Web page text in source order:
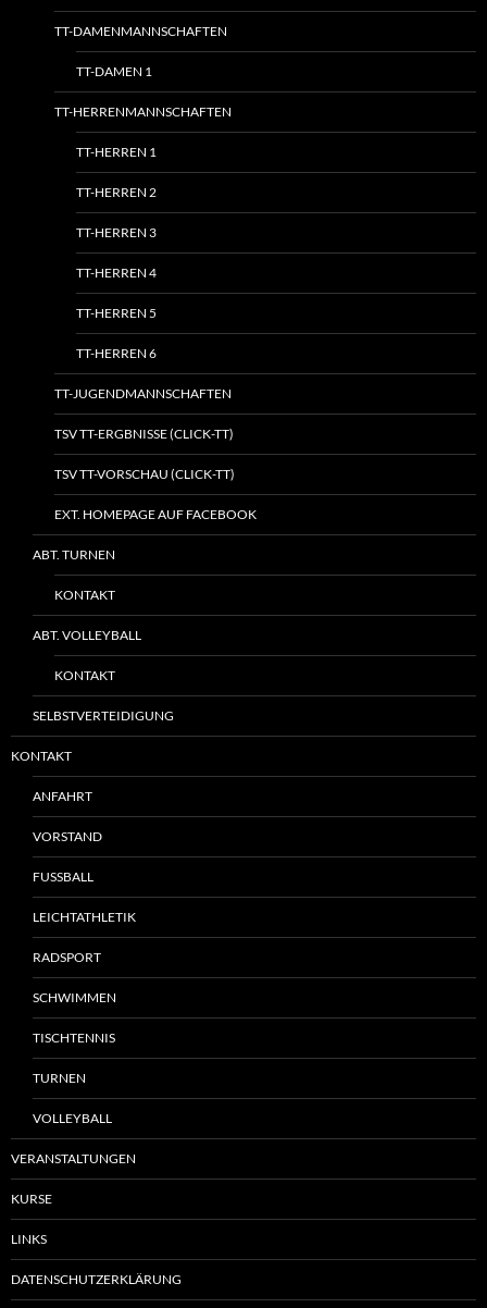
TT-DAMENMANNSCHAFTEN
TT-DAMEN 1
TT-HERRENMANNSCHAFTEN
TT-HERREN 1
TT-HERREN 2
TT-HERREN 3
TT-HERREN 4
TT-HERREN 5
TT-HERREN 6
TT-JUGENDMANNSCHAFTEN
TSV TT-ERGBNISSE (CLICK-TT)
TSV TT-VORSCHAU (CLICK-TT)
EXT. HOMEPAGE AUF FACEBOOK
ABT. TURNEN
KONTAKT
ABT. VOLLEYBALL
KONTAKT
SELBSTVERTEIDIGUNG
KONTAKT
ANFAHRT
VORSTAND
FUSSBALL
LEICHTATHLETIK
RADSPORT
SCHWIMMEN
TISCHTENNIS
TURNEN
VOLLEYBALL
VERANSTALTUNGEN
KURSE
LINKS
DATENSCHUTZERKLÄRUNG